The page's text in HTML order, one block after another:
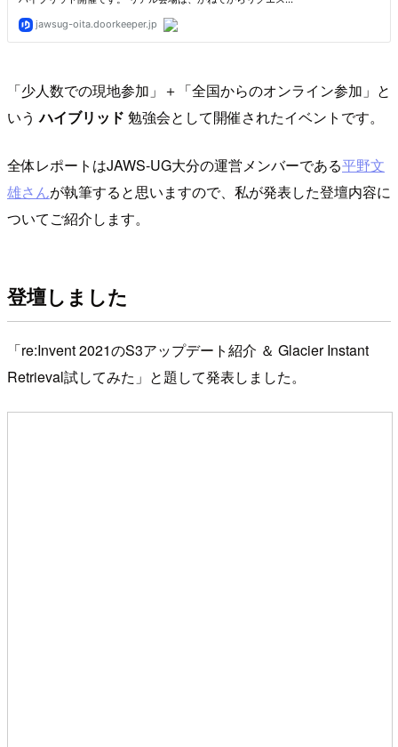
「少人数での現地参加」＋「全国からのオンライン参加」と
いうハイブリッド 勉強会として開催されたイベントです。
全体レポートはJAWS-UG大分の運営メンバーである平野文
雄さんが執筆すると思いますので、私が発表した登壇内容に
ついてご紹介します。
登壇しました
「re:Invent 2021のS3アップデート紹介 ＆ Glacier Instant
Retrieval試してみた」と題して発表しました。